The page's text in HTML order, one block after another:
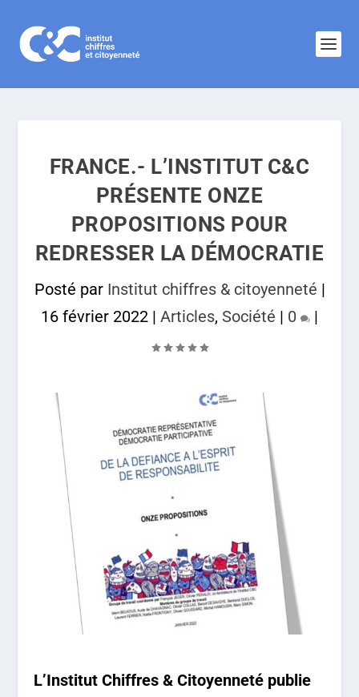
FRANCE.- L’INSTITUT C&C
PRÉSENTE ONZE
PROPOSITIONS POUR
REDRESSER LA DÉMOCRATIE
Posté par Institut chiffres & citoyenneté |
16 février 2022 | Articles, Société | 0 |
L’Institut Chiffres & Citoyenneté publie